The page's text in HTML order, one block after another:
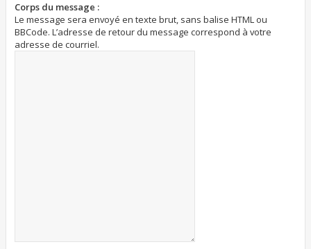
Corps du message :
Le message sera envoyé en texte brut, sans balise HTML ou
BBCode. L’adresse de retour du message correspond à votre
adresse de courriel.